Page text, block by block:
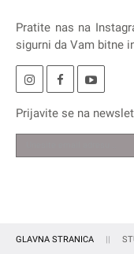
Pratite nas na
sigurni da Vam bitne
Prijavite se na
GLAVNA STRANICA